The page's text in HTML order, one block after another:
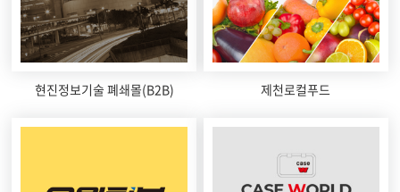
현진정보기술 폐쇄몰(B2B) 제천로컬푸드